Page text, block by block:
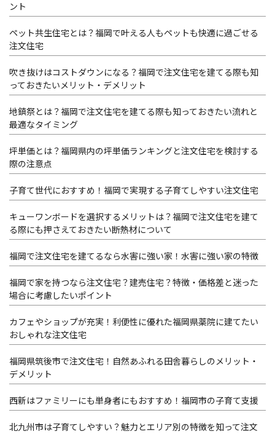
ント
ペット共生住宅とは？福岡で叶える人もペットも快適に過ごせる
注文住宅
吹き抜けはコストダウンになる？福岡で注文住宅を建てる際も知
っておきたいメリット・デメリット
地鎮祭とは？福岡で注文住宅を建てる際も知っておきたい流れと
最適なタイミング
坪単価とは？福岡県内の坪単価ランキングと注文住宅を検討する
際の注意点
子育て世代におすすめ！福岡で実現する子育てしやすい注文住宅
キューワンボードを選択するメリットは？福岡で注文住宅を建て
る際にも押さえておきたい断熱材について
福岡で注文住宅を建てるなら水害に強い家！水害に強い家の特徴
福岡で家を持つなら注文住宅？建売住宅？特徴・価格差と迷った
場合に考慮したいポイント
カフェやショップが充実！利便性に優れた福岡県薬院に建てたい
おしゃれな注文住宅
福岡県筑後市で注文住宅！自然あふれる田舎暮らしのメリット・
デメリット
西新はファミリーにも単身者にもおすすめ！福岡市の子育て支援
北九州市は子育てしやすい？魅力とエリア別の特徴を知って注文